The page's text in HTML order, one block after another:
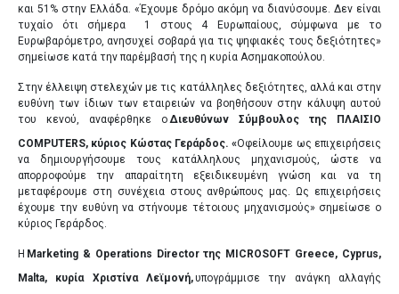
και 51% στην Ελλάδα. «Έχουμε δρόμο ακόμη να διανύσουμε. Δεν είναι
τυχαίο ότι σήμερα 1 στους 4 Ευρωπαίους, σύμφωνα με το
Ευρωβαρόμετρο, ανησυχεί σοβαρά για τις ψηφιακές τους δεξιότητες»
σημείωσε κατά την παρέμβασή της η κυρία Ασημακοπούλου.
Στην έλλειψη στελεχών με τις κατάλληλες δεξιότητες, αλλά και στην
ευθύνη των ίδιων των εταιρειών να βοηθήσουν στην κάλυψη αυτού
του κενού, αναφέρθηκε ο Διευθύνων Σύμβουλος της ΠΛΑΙΣΙΟ
COMPUTERS, κύριος Κώστας Γεράρδος. «Οφείλουμε ως επιχειρήσεις
να δημιουργήσουμε τους κατάλληλους μηχανισμούς, ώστε να
απορροφούμε την απαραίτητη εξειδικευμένη γνώση και να τη
μεταφέρουμε στη συνέχεια στους ανθρώπους μας. Ως επιχειρήσεις
έχουμε την ευθύνη να στήνουμε τέτοιους μηχανισμούς» σημείωσε ο
κύριος Γεράρδος.
Η Marketing & Operations Director της MICROSOFT Greece, Cyprus,
Malta, κυρία Χριστίνα Λεϊμονή,υπογράμμισε την ανάγκη αλλαγής